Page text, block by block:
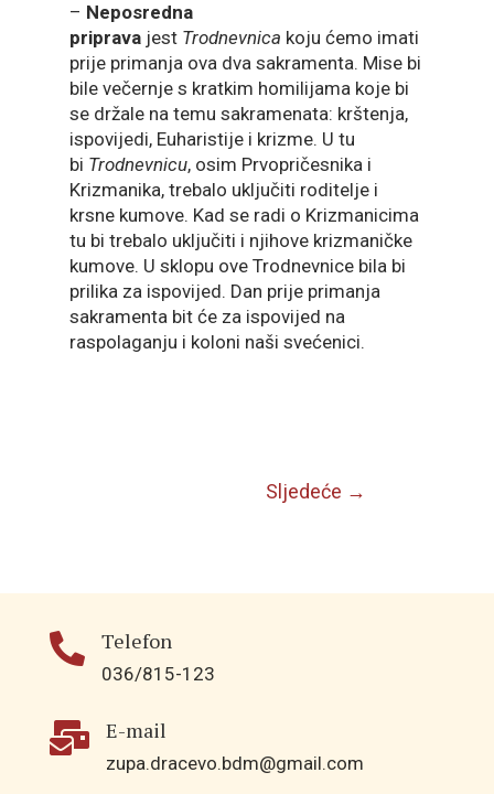
– Neposredna
pripravajest Trodnevnica koju ćemo imati
prije primanja ova dva sakramenta. Mise bi
bile večernje s kratkim homilijama koje bi
se držale na temu sakramenata: krštenja,
ispovijedi, Euharistije i krizme. U tu
bi Trodnevnicu, osim Prvopričesnika i
Krizmanika, trebalo uključiti roditelje i
krsne kumove. Kad se radi o Krizmanicima
tu bi trebalo uključiti i njihove krizmaničke
kumove. U sklopu ove Trodnevnice bila bi
prilika za ispovijed. Dan prije primanja
sakramenta bit će za ispovijed na
raspolaganju i koloni naši svećenici.
Sljedeće →
 Telefon
036/815-123
 E-mail
zupa.dracevo.bdm@gmail.com